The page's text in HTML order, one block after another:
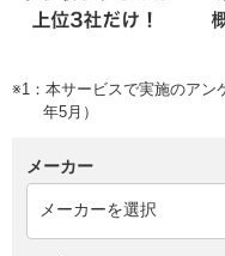
※1：本サービスで実施のアン
年5月）
メーカー